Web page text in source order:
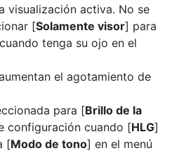
visualización activa. No se
[Solamente visor] para
tenga su ojo en el
el agotamiento de
para [Brillo de la
configuración cuando [HLG]
[Modo de tono] en el menú